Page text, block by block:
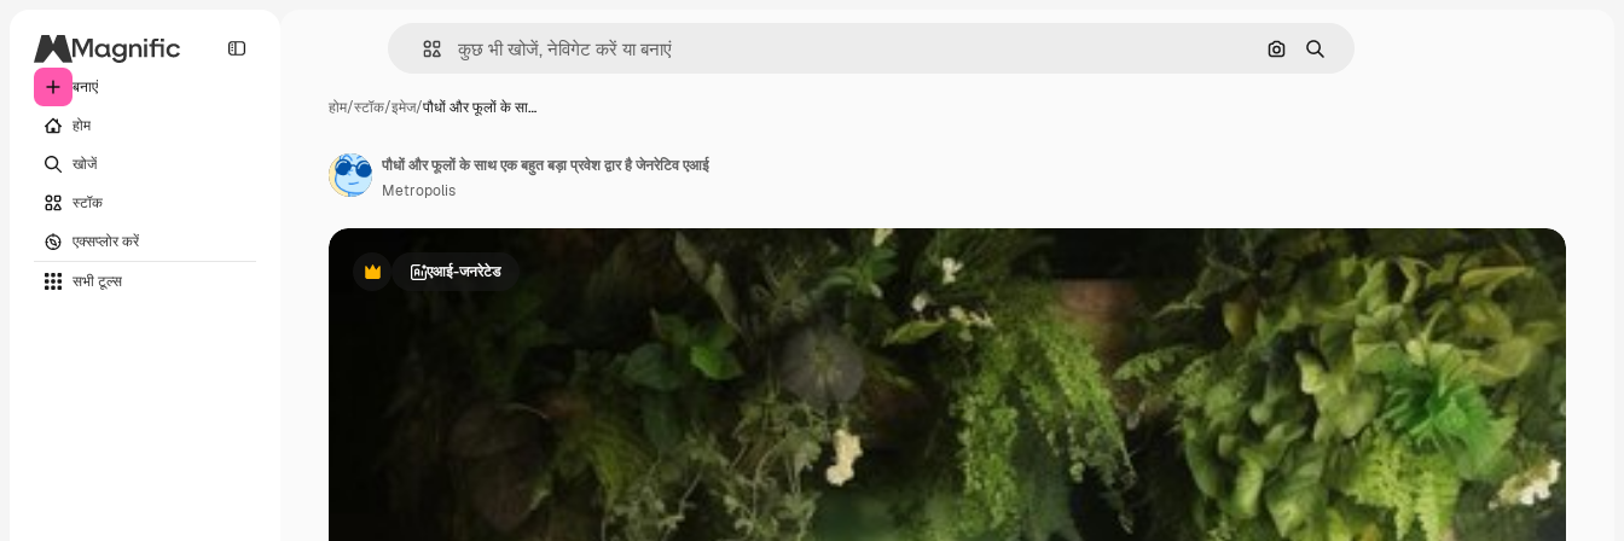
बनाएं
होम
खोजें
स्टॉक
एक्सप्लोर करें
सभी टूल्‍स
इमेज से खोजें
खोजें
होम/स्टॉक/इमेज/पौधों और फूलों के सा…
Premiumएआई-जनरेटेड
पौधों और फूलों के साथ एक बहुत बड़ा प्रवेश द्वार है जेनरेटिव एआई
Metropolis